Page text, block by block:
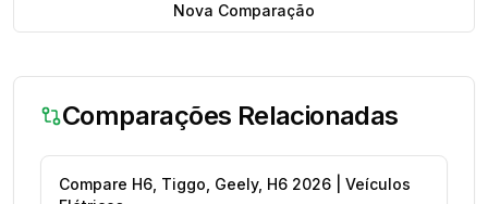
Nova Comparação
Comparações Relacionadas
Compare H6, Tiggo, Geely, H6 2026 | Veículos